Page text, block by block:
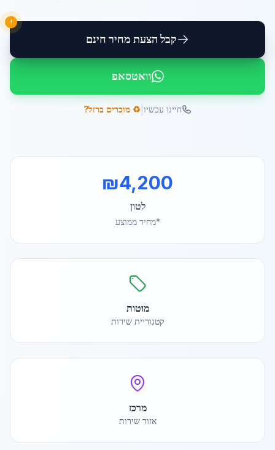
קבל הצעת מחיר חינם
!
וואטסאפ
חייגו עכשיו ♻️ מוכרים ברזל?
₪4,200
לטון
*מחיר ממוצע
מוטות
קטגוריית שירות
מרכז
אזור שירות